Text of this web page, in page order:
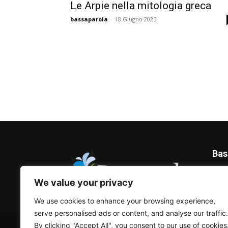
We value your privacy
We use cookies to enhance your browsing experience,
serve personalised ads or content, and analyse our traffic.
By clicking "Accept All", you consent to our use of cookies.
Le Arpie nella mitologia greca
bassaparola - 18 Giugno 2025
© Bassaparola.it 2015-2025